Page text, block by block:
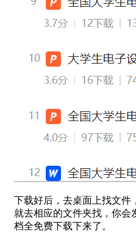
下载好后，去桌面上找文件
就去相应的文件夹找，你会
档全免费下载下来了。